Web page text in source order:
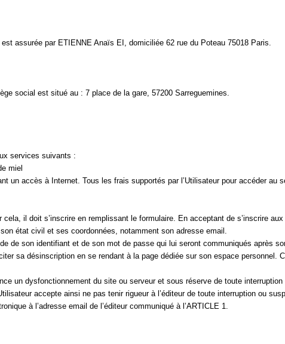
est assurée par ETIENNE Anaïs EI , domiciliée 62 rue du Poteau 75018 Paris.
social est situé au : 7 place de la gare, 57200 Sarreguemines.
services suivants :
miel
un accès à Internet. Tous les frais supportés par l’Utilisateur pour accéder au
il doit s’inscrire en remplissant le formulaire. En acceptant de s’inscrire
état civil et ses coordonnées, notamment son adresse email.
de son identifiant et de son mot de passe qui lui seront communiqués après
sa désinscription en se rendant à la page dédiée sur son espace personnel.
un dysfonctionnement du site ou serveur et sous réserve de toute
accepte ainsi ne pas tenir rigueur à l’éditeur de toute interruption ou
à l’adresse email de l’éditeur communiqué à l’ARTICLE 1.